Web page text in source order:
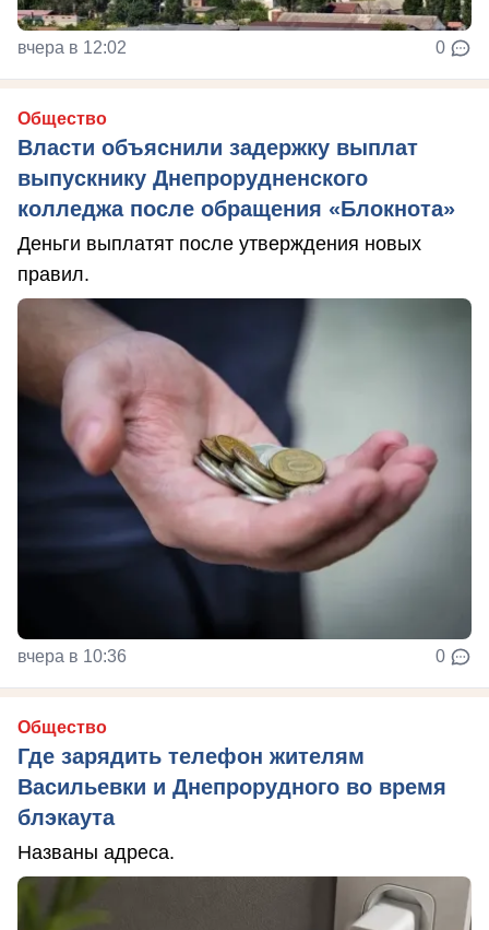
вчера в 12:02 0
Общество
Власти объяснили задержку выплат
выпускнику Днепрорудненского
колледжа после обращения «Блокнота»
Деньги выплатят после утверждения новых
правил.
вчера в 10:36 0
Общество
Где зарядить телефон жителям
Васильевки и Днепрорудного во время
блэкаута
Названы адреса.